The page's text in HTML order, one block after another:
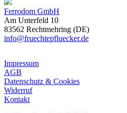
Ferrodom GmbH
Am Unterfeld 10
83562 Rechtmehring (DE)
info@fruechtepfluecker.de
Impressum
AGB
Datenschutz & Cookies
Widerruf
Kontakt